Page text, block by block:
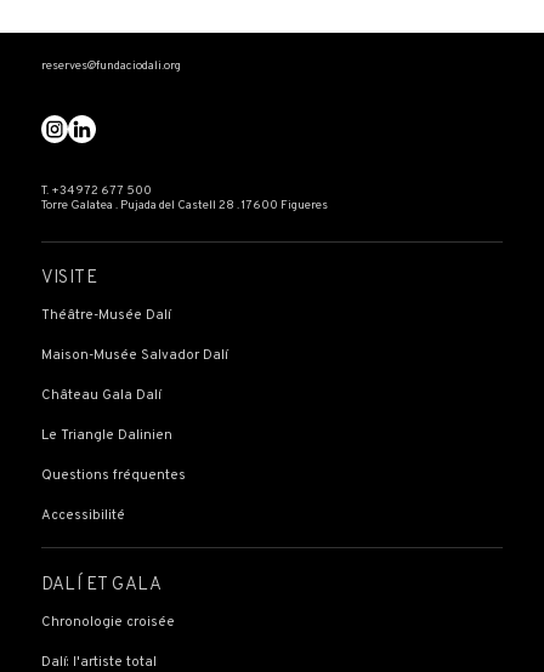
reserves@fundaciodali.org
T. +34 972 677 500
Torre Galatea . Pujada del Castell 28 . 17600 Figueres
VISITE
Théâtre-Musée Dalí
Maison-Musée Salvador Dalí
Château Gala Dalí
Le Triangle Dalinien
Questions fréquentes
Accessibilité
DALÍ ET GALA
Chronologie croisée
Dalí: l'artiste total